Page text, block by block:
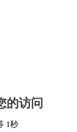
的访问
1秒